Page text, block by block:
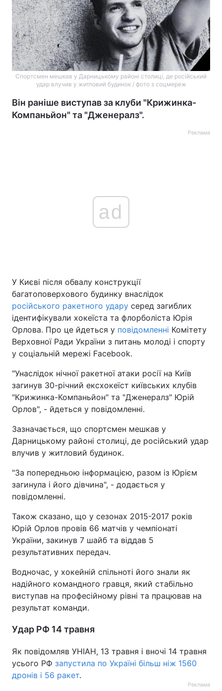
Спортсмен мешкав у Дарницькому районі столиці, де російський
удар влучив у житловий будинок / фото з соцмереж
Він раніше виступав за клуби "Крижинка-
Компаньйон" та "Дженералз".
Реклама
ad
У Києві після обвалу конструкції
багатоповерхового будинку внаслідок
російського ракетного удару серед загиблих
ідентифікували хокеїста та флорболіста Юрія
Орлова. Про це йдеться у повідомленні Комітету
Верховної Ради України з питань молоді і спорту
у соціальній мережі Facebook.
"Унаслідок нічної ракетної атаки росії на Київ
загинув 30-річний ексхокеїст київських клубів
"Крижинка-Компаньйон" та "Дженералз" Юрій
Орлов", - йдеться у повідомленні.
Зазначається, що спортсмен мешкав у
Дарницькому районі столиці, де російський удар
влучив у житловий будинок.
"За попередньою інформацією, разом із Юрієм
загинула і його дівчина", - додається у
повідомленні.
Також сказано, що у сезонах 2015-2017 років
Юрій Орлов провів 66 матчів у чемпіонаті
України, закинув 7 шайб та віддав 5
результативних передач.
Водночас, у хокейній спільноті його знали як
надійного командного гравця, який стабільно
виступав на професійному рівні та працював на
результат команди.
Удар РФ 14 травня
Як повідомляв УНІАН, 13 травня і вночі 14 травня
усього РФ запустила по Україні більш ніж 1560
дронів і 56 ракет.
Реклама